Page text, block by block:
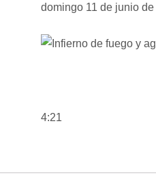
domingo 11 de junio
4:21